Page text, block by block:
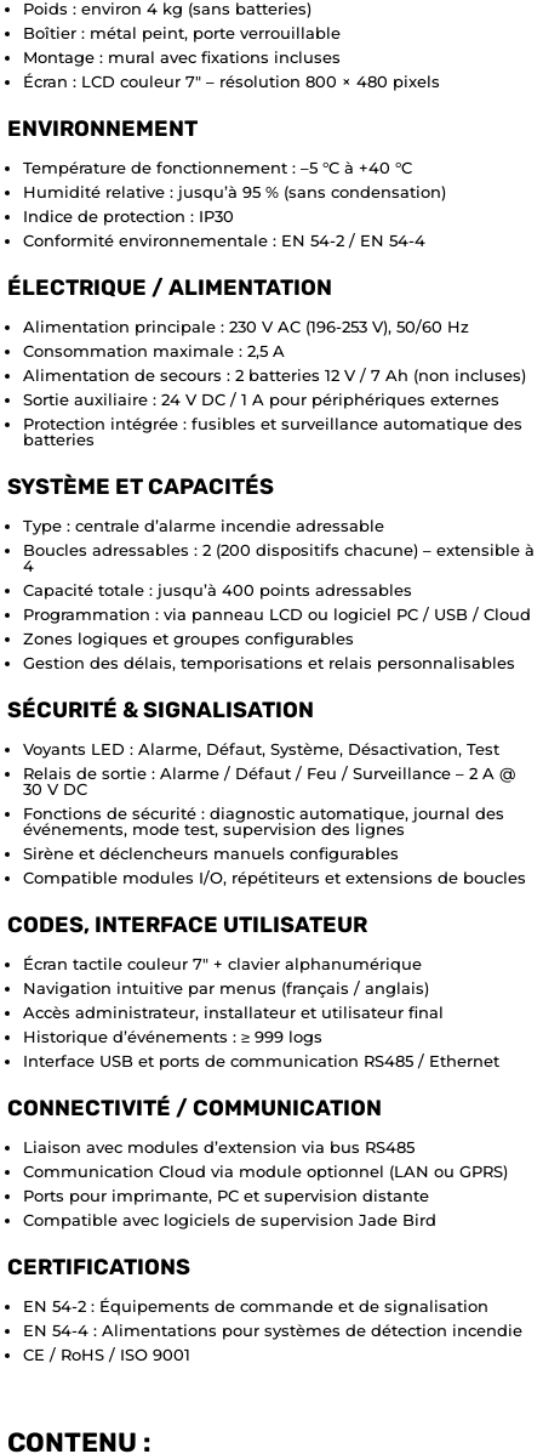
Poids : environ 4 kg (sans batteries)
Boîtier : métal peint, porte verrouillable
Montage : mural avec fixations incluses
Écran : LCD couleur 7″ – résolution 800 × 480 pixels
ENVIRONNEMENT
Température de fonctionnement : –5 °C à +40 °C
Humidité relative : jusqu’à 95 % (sans condensation)
Indice de protection : IP30
Conformité environnementale : EN 54-2 / EN 54-4
ÉLECTRIQUE / ALIMENTATION
Alimentation principale : 230 V AC (196-253 V), 50/60 Hz
Consommation maximale : 2,5 A
Alimentation de secours : 2 batteries 12 V / 7 Ah (non incluses)
Sortie auxiliaire : 24 V DC / 1 A pour périphériques externes
Protection intégrée : fusibles et surveillance automatique des
batteries
SYSTÈME ET CAPACITÉS
Type : centrale d’alarme incendie adressable
Boucles adressables : 2 (200 dispositifs chacune) – extensible à
4
Capacité totale : jusqu’à 400 points adressables
Programmation : via panneau LCD ou logiciel PC / USB / Cloud
Zones logiques et groupes configurables
Gestion des délais, temporisations et relais personnalisables
SÉCURITÉ & SIGNALISATION
Voyants LED : Alarme, Défaut, Système, Désactivation, Test
Relais de sortie : Alarme / Défaut / Feu / Surveillance – 2 A @
30 V DC
Fonctions de sécurité : diagnostic automatique, journal des
événements, mode test, supervision des lignes
Sirène et déclencheurs manuels configurables
Compatible modules I/O, répétiteurs et extensions de boucles
CODES, INTERFACE UTILISATEUR
Écran tactile couleur 7″ + clavier alphanumérique
Navigation intuitive par menus (français / anglais)
Accès administrateur, installateur et utilisateur final
Historique d’événements : ≥ 999 logs
Interface USB et ports de communication RS485 / Ethernet
CONNECTIVITÉ / COMMUNICATION
Liaison avec modules d’extension via bus RS485
Communication Cloud via module optionnel (LAN ou GPRS)
Ports pour imprimante, PC et supervision distante
Compatible avec logiciels de supervision Jade Bird
CERTIFICATIONS
EN 54-2 : Équipements de commande et de signalisation
EN 54-4 : Alimentations pour systèmes de détection incendie
CE / RoHS / ISO 9001
CONTENU :